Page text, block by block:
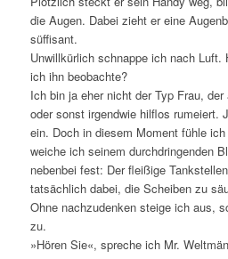
die Augen. Dabei zieht er eine
süffisant.
Unwillkürlich schnappe ich nach Luft.
ich ihn beobachte?
Ich bin ja eher nicht der Typ Frau,
oder sonst irgendwie hilflos rumeiert.
ein. Doch in diesem Moment fühle
weiche ich seinem durchdringenden
nebenbei fest: Der fleißige
tatsächlich dabei, die Scheiben zu
Ohne nachzudenken steige ich aus,
zu.
»Hören Sie«, spreche ich Mr.